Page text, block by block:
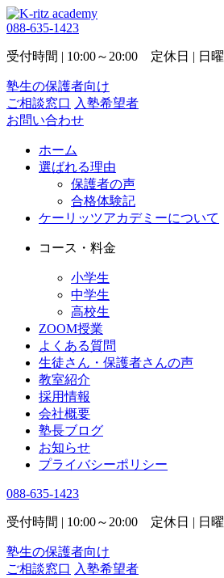
088-635-1423
受付時間 | 10:00～20:00 定休日 | 日曜
塾生の保護者向け
ご相談窓口 入塾希望者
お問い合わせ
ホーム
選ばれる理由
保護者の声
合格体験記
ケーリッツアカデミーについて
コース・料金
小学生
中学生
高校生
ZOOM授業
よくある質問
生徒さん・保護者さんの声
教室紹介
採用情報
会社概要
塾長ブログ
お知らせ
プライバシーポリシー
088-635-1423
受付時間 | 10:00～20:00 定休日 | 日曜
塾生の保護者向け
ご相談窓口 入塾希望者